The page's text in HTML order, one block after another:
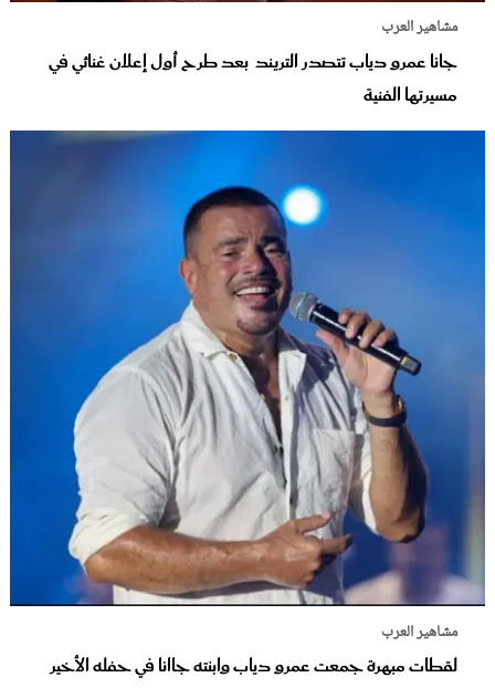
مشاهير العرب
جانا عمرو دياب تتصدر التريند بعد طرح أول إعلان غنائي في
مسيرتها الفنية
مشاهير العرب
لقطات مبهرة جمعت عمرو دياب وابنته جاانا في حفله الأخير